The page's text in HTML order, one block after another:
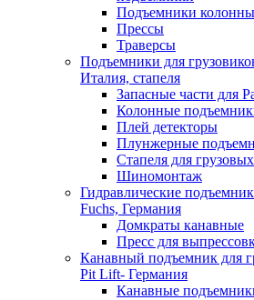
Подъемники
Прессы
Траверсы
Подъемники для
Италия, стапеля
Запасные части для
Колонные
Плей детекторы
Плунжерные
Стапеля для
Шиномонтаж
Гидравлические
Fuchs, Германия
Домкраты канавные
Пресс для
Канавный подъемник для
Pit Lift- Германия
Канавные